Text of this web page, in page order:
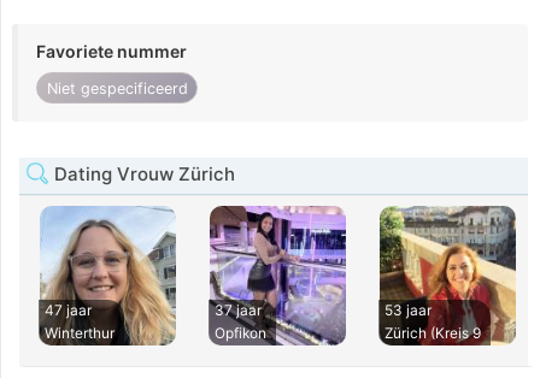
Favoriete nummer
Niet gespecificeerd
Dating Vrouw Zürich
47 jaar
Winterthur
37 jaar
Opfikon
53 jaar
Zürich (Kreis 9